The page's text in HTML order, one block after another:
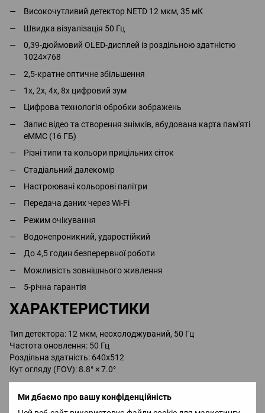
Ми дбаємо про вашу конфіденційність
Високочутливий детектор NETD 12 мкм, 35 мК
Швидка візуалізація 50 Гц
0,39-дюймовий OLED-дисплей із роздільною здатністю
1024×768
2,5-кратне оптичне збільшення
1х, 2х, 4х, 8х цифровий зум
Цифрова технологія обробки зображень
Запис відео та створення знімків, вбудована карта пам'яті
eMMC (16 ГБ)
Різні типи та кольори прицільних сіток
Стадіальний далекомір
Настроювані кольорові палітри
Передача даних через Wi-Fi
Режим очікування
Водонепроникний, ударостійкий
До 4,5 годин безперервної роботи
Можливість зовнішнього живлення
5-річна гарантія
ХАРАКТЕРИСТИКИ
Тип детектора: 12 мкм, неохолоджуваний, 50 Гц
Частота оновлення: 50 Гц
Роздільна здатність: 640x512
Кут огляду (FOV): 8.8° × 7.0°
КОМПЛЕКТАЦІЯ